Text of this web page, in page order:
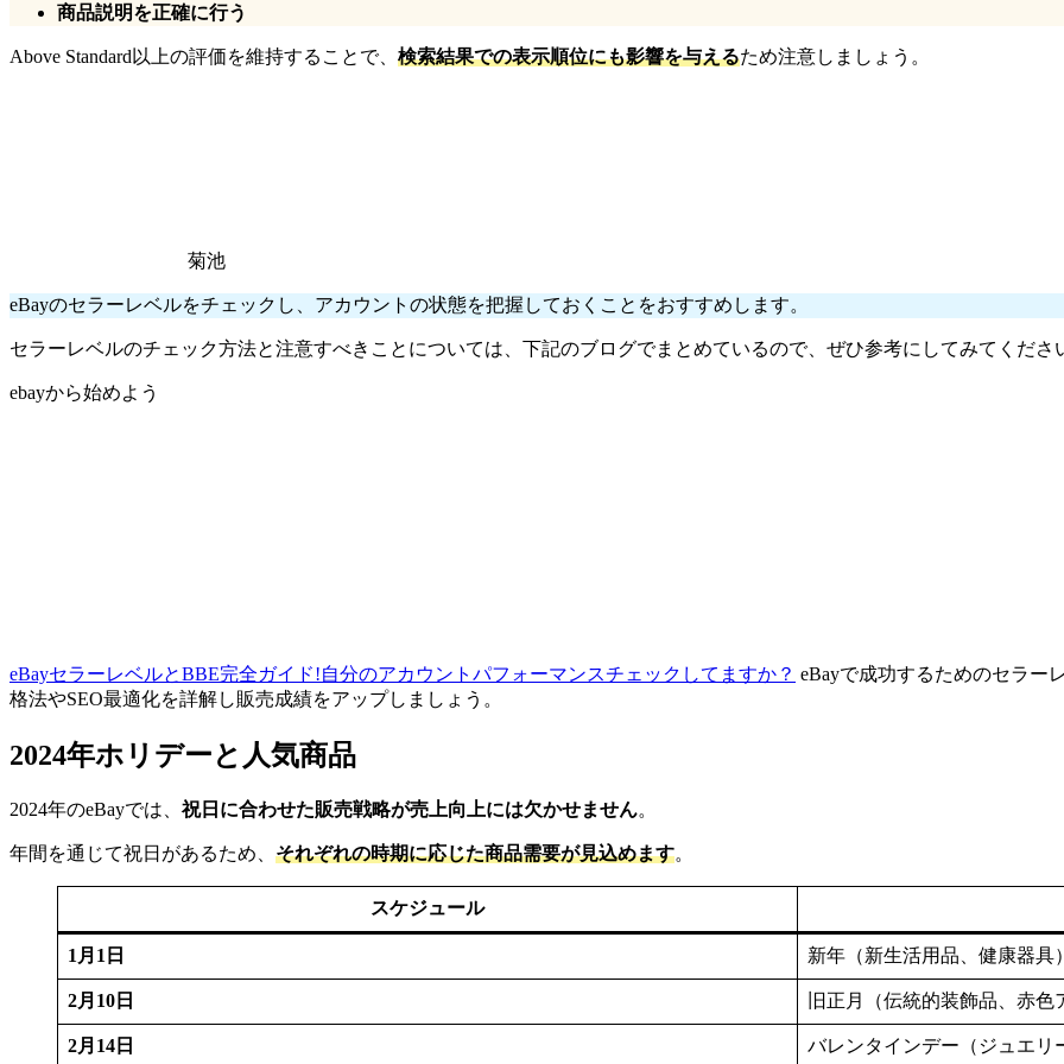
商品説明を正確に行う
Above Standard以上の評価を維持することで、 検索結果での表示順位にも影響を与えるため注意しましょう。
菊池
eBayのセラーレベルをチェックし、アカウントの状態を把握しておくことをおすすめします。
セラーレベルのチェック方法と注意すべきことについては、下記のブログでまとめているので、ぜひ参考にしてみてくださ
ebayから始めよう
eBayセラーレベルとBBE完全ガイド!自分のアカウントパフォーマンスチェックしてますか？ eBayで成功するためのセラー
格法やSEO最適化を詳解し販売成績をアップしましょう。
2024年ホリデーと人気商品
2024年のeBayでは、祝日に合わせた販売戦略が売上向上には欠かせません。
年間を通じて祝日があるため、 それぞれの時期に応じた商品需要が見込めます。
スケジュール
1月1日 新年（新生活用品、健康器具
2月10日 旧正月（伝統的装飾品、赤色
2月14日 バレンタインデー（ジュエリ